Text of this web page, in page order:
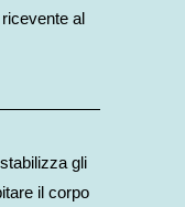
al
gli
il corpo